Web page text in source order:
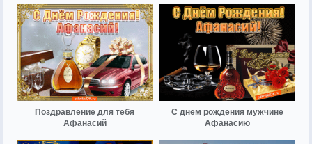
Поздравление для тебя
Афанасий
С днём рождения мужчине
Афанасию